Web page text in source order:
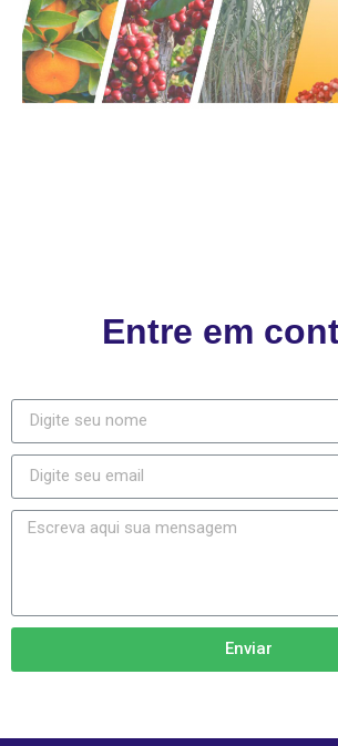
Entre em
Enviar